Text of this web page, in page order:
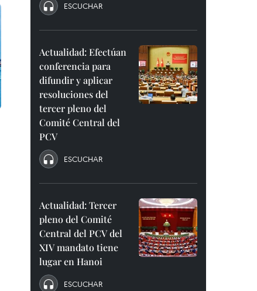
ESCUCHAR
Actualidad: Efectúan
conferencia para
difundir y aplicar
resoluciones del
tercer pleno del
Comité Central del
PCV
ESCUCHAR
Actualidad: Tercer
pleno del Comité
Central del PCV del
XIV mandato tiene
lugar en Hanoi
ESCUCHAR